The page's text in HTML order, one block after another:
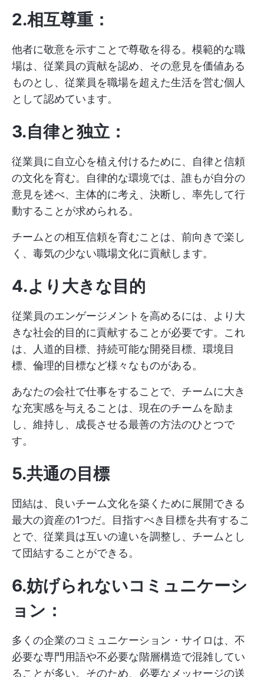
2.相互尊重：
他者に敬意を示すことで尊敬を得る。模範的な職
場は、従業員の貢献を認め、その意見を価値ある
ものとし、従業員を職場を超えた生活を営む個人
として認めています。
3.自律と独立：
従業員に自立心を植え付けるために、自律と信頼
の文化を育む。自律的な環境では、誰もが自分の
意見を述べ、主体的に考え、決断し、率先して行
動することが求められる。
チームとの相互信頼を育むことは、前向きで楽し
く、毒気の少ない職場文化に貢献します。
4.より大きな目的
従業員のエンゲージメントを高めるには、より大
きな社会的目的に貢献することが必要です。これ
は、人道的目標、持続可能な開発目標、環境目
標、倫理的目標など様々なものがある。
あなたの会社で仕事をすることで、チームに大き
な充実感を与えることは、現在のチームを励ま
し、維持し、成長させる最善の方法のひとつで
す。
5.共通の目標
団結は、良いチーム文化を築くために展開できる
最大の資産の1つだ。目指すべき目標を共有するこ
とで、従業員は互いの違いを調整し、チームとし
て団結することができる。
6.妨げられないコミュニケーシ
ョン：
多くの企業のコミュニケーション・サイロは、不
必要な専門用語や不必要な階層構造で混雑してい
ることが多い。そのため、必要なメッセージの送